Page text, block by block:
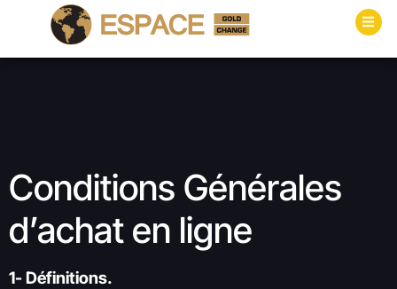
Conditions Générales
d’achat en ligne
1- Définitions.